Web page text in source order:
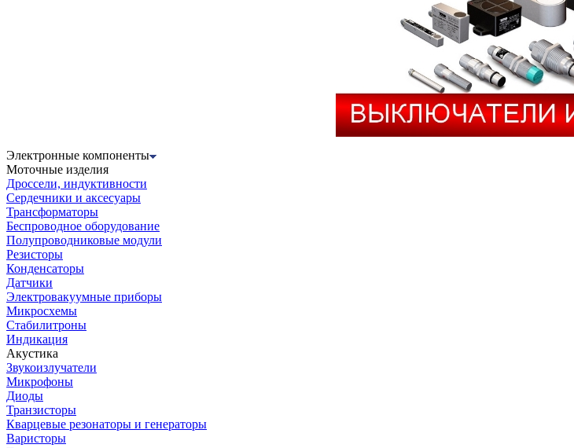
Электронные компоненты
Моточные изделия
Дроссели, индуктивности
Сердечники и аксесуары
Трансформаторы
Беспроводное оборудование
Полупроводниковые модули
Резисторы
Конденсаторы
Датчики
Электровакуумные приборы
Микросхемы
Стабилитроны
Индикация
Акустика
Звукоизлучатели
Микрофоны
Диоды
Транзисторы
Кварцевые резонаторы и генераторы
Варисторы